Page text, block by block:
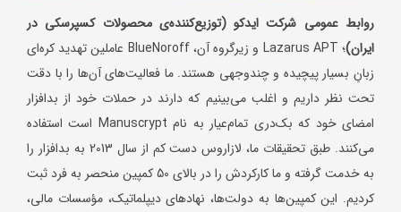
روابط عمومی شرکت ایدکو (توزیع‌کننده‌ی محصولات کسپرسکی در
ایران)
؛ Lazarus APT و زیرگروه آن، BlueNoroff عاملین تهدید کره‌ای
زبانِ بسیار پیچیده و چندوجهی‌ هستند. ما فعالیت‌های آن‌ها را با دقت
تحت نظر داریم و اغلب می‌بینیم که دارند در حملات خود از بدافزار
امضای خود که بک‌دری تمام‌عیار به نام Manuscrypt است استفاده
می‌کنند. طبق تحقیقات ما، لازاروس دست کم از سال 2013 به بدافزار را
به خدمت گرفته و ما کارکردش را در بالای 50 کمپین منحصر به فرد ثبت
کردیم. این کمپین‌ها به دولت‌ها، نهادهای دیپلماتیک، مؤسسات مالی،